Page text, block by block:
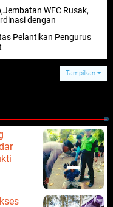
WFC Rusak,
dengan
Pelantikan Pengurus
Tampilkan